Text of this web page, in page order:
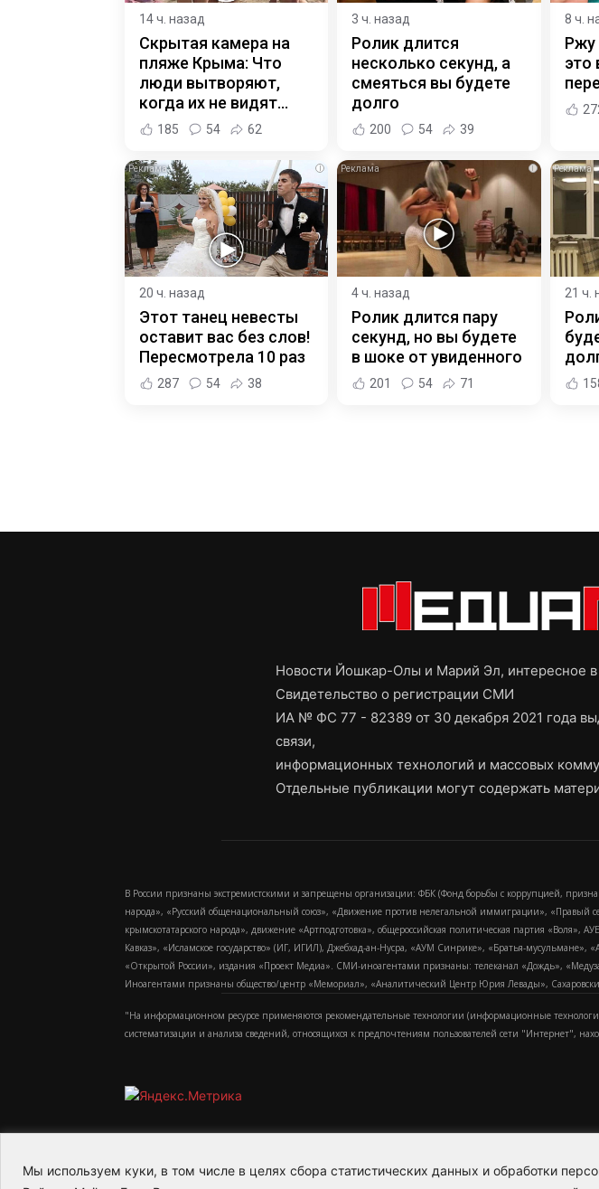
Мы используем куки, в том числе в целях сбора статистических данных и обработки
14 ч. назад
Скрытая камера на
пляже Крыма: Что
люди вытворяют,
когда их не видят...
185 54 62
3 ч. назад
Ролик длится
несколько секунд, а
смеяться вы будете
долго
200 54 39
8 ч.
Ржу
это
i
20 ч. назад
Этот танец невесты
оставит вас без слов!
Пересмотрела 10 раз
287 54 38
i
4 ч. назад
Ролик длится пару
секунд, но вы будете
в шоке от увиденного
201 54 71
21 ч.
Новости Йошкар-Олы и Марий Эл, интересное
Свидетельство о регистрации СМИ
ИА № ФС 77 - 82389 от 30 декабря 2021 года
связи,
информационных технологий и массовых
Отдельные публикации могут содержать
В России признаны экстремистскими и запрещены организации: ФБК (Фонд борьбы с коррупцией,
народа», «Русский общенациональный союз», «Движение против нелегальной иммиграции»,
крымскотатарского народа», движение «Артподготовка», общероссийская политическая партия
Кавказ», «Исламское государство» (ИГ, ИГИЛ), Джебхад-ан-Нусра, «АУМ Синрике», «Братья-
«Открытой России», издания «Проект Медиа». СМИ-иноагентами признаны: телеканал «Дождь»,
Иноагентами признаны общество/центр «Мемориал», «Аналитический Центр Юрия Левады»,
"На информационном ресурсе применяются рекомендательные технологии (информационные
систематизации и анализа сведений, относящихся к предпочтениям пользователей сети "Интернет",
2015-2026- Информационное агентство МедиаПоток